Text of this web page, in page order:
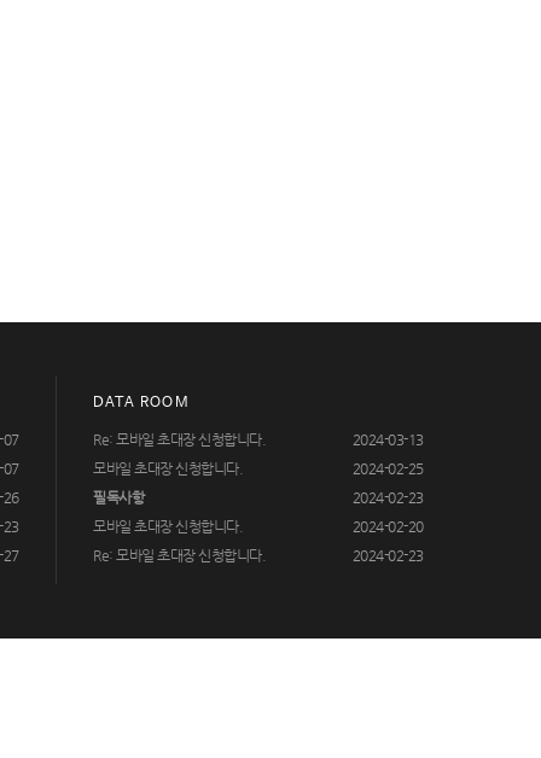
07
07
26
23
27
DATA ROOM
Re: 모바일 초대장 신청합니다.
2024-03-13
모바일 초대장 신청합니다.
2024-02-25
필독사항
2024-02-23
모바일 초대장 신청합니다.
2024-02-20
Re: 모바일 초대장 신청합니다.
2024-02-23